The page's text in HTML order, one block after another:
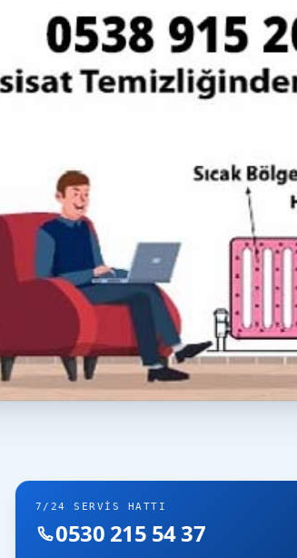
7/24 SERVIS HATTI
0530 215 54 37